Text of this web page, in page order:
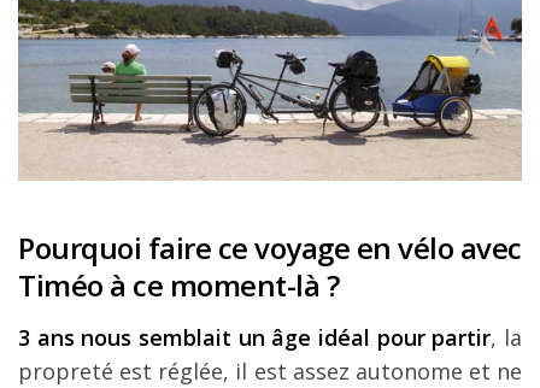
Pourquoi faire ce voyage en vélo avec
Timéo à ce moment-là ?
3 ans nous semblait un âge idéal pour partir, la
propreté est réglée, il est assez autonome et ne